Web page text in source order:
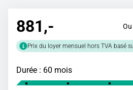
881,-
Prix du loyer mensuel hors TVA basé
Durée : 60 mois